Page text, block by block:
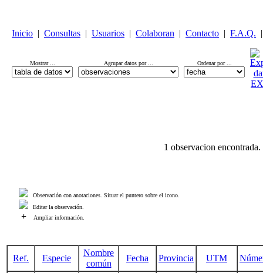
Inicio | Consultas | Usuarios | Colaboran | Contacto | F.A.Q. |
Mostrar ... Agrupar datos por ... Ordenar por ...
1 observacion encontrada.
Observación con anotaciones. Situar el puntero sobre el icono.
Editar la observación.
+ Ampliar información.
Ref. Especie
Nombre
común
Fecha Provincia UTM